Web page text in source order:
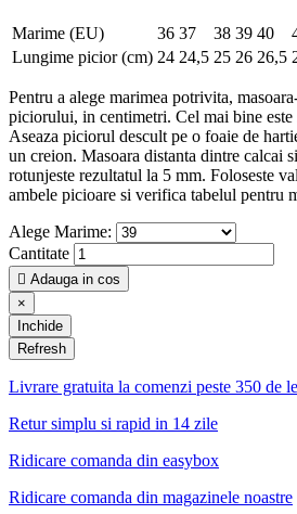
Marime (EU) 36 37 38 39 40
Lungime picior (cm) 24 24,5 25 26 26,5
Pentru a alege marimea potrivita,
piciorului, in centimetri. Cel mai bine este
Aseaza piciorul descult pe o foaie de
un creion. Masoara distanta dintre calcai
rotunjeste rezultatul la 5 mm. Foloseste
ambele picioare si verifica tabelul pentru
Alege Marime:
Cantitate
 Adauga in cos
×
Inchide
Livrare gratuita la comenzi peste 350 de
Retur simplu si rapid in 14 zile
Ridicare comanda din easybox
Ridicare comanda din magazinele noastre